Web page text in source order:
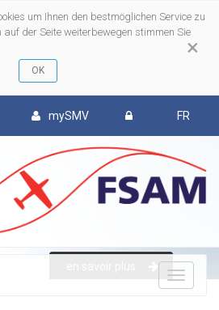
×
um Ihnen den bestmöglichen Service zu
der Seite weiterbewegen stimmen Sie
mySMV FR